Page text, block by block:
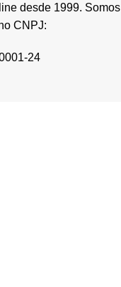
desde 1999. Somos
CNPJ:
24